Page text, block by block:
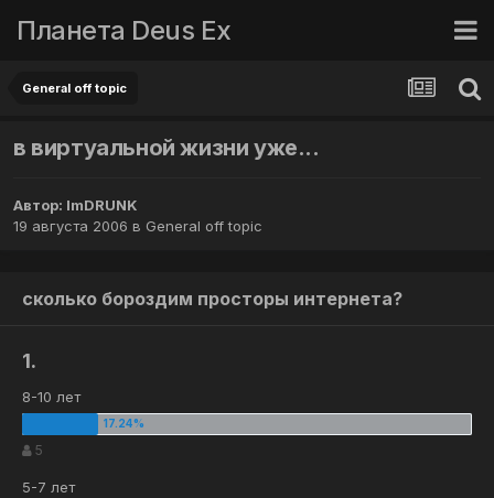
Планета Deus Ex
General off topic
в виртуальной жизни уже...
Автор: ImDRUNK
19 августа 2006 в General off topic
сколько бороздим просторы интернета?
1.
8-10 лет
5
5-7 лет